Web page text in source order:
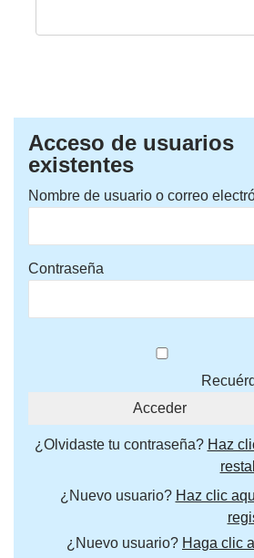
Acceso de usuarios
existentes
Nombre de usuario o correo
Contraseña
¿Olvidaste tu contraseña? Haz
¿Nuevo usuario? Haz clic
¿Nuevo usuario? Haga clic